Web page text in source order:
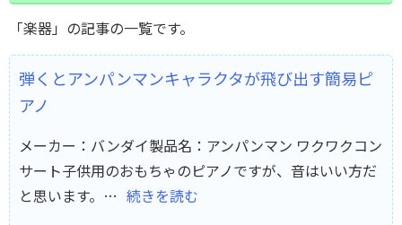
「楽器」の記事の一覧です。
弾くとアンパンマンキャラクタが飛び出す簡易ピ
アノ
メーカー：バンダイ製品名：アンパンマン ワクワクコン
サート子供用のおもちゃのピアノですが、音はいい方だ
と思います。… 続きを読む